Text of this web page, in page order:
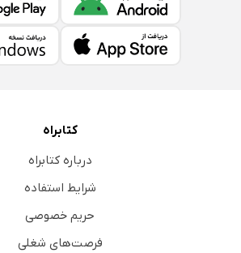
کتابراه
درباره کتابراه
شرایط استفاده
حریم خصوصی
فرصت‌های شغلی